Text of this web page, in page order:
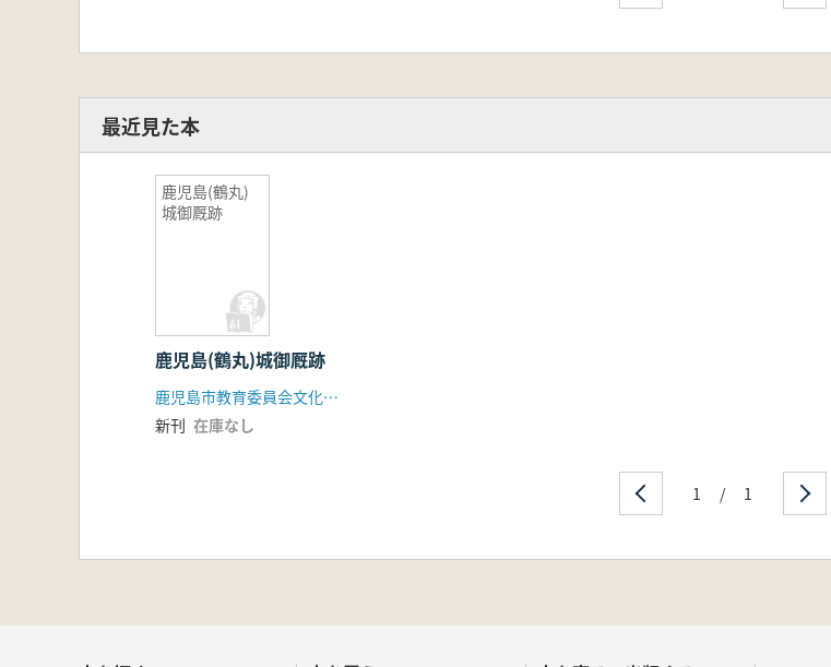
最近見た本
鹿児島(鶴丸)
城御厩跡
鹿児島(鶴丸)城御厩跡
鹿児島市教育委員会文化財課
新刊 在庫なし
1 / 1